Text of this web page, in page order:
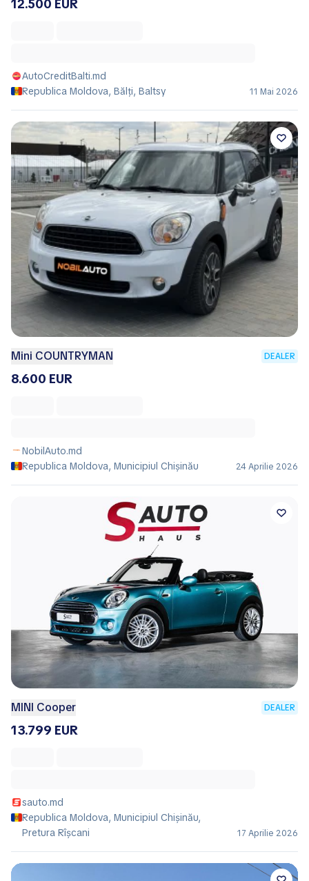
12.500 EUR
AutoCreditBalti.md
Republica Moldova, Bălţi, Baltsy
11 Mai 2026
Mini COUNTRYMAN DEALER
8.600 EUR
NobilAuto.md
Republica Moldova, Municipiul Chișinău
24 Aprilie 2026
MINI Cooper DEALER
13.799 EUR
sauto.md
Republica Moldova, Municipiul Chișinău,
Pretura Rîşcani
17 Aprilie 2026